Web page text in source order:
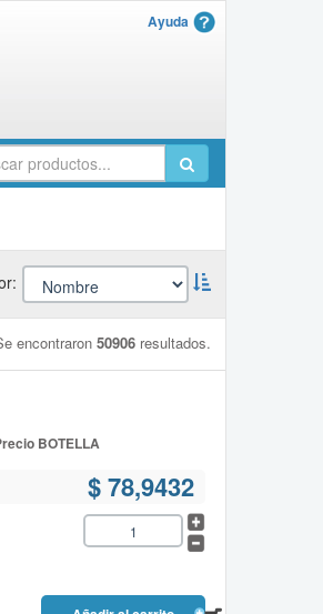
Ayuda
encontraron 50906 resultados.
BOTELLA
$ 78,9432